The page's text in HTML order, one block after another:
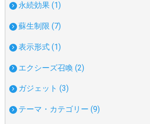
永続効果 (1)
蘇生制限 (7)
表示形式 (1)
エクシーズ召喚 (2)
ガジェット (3)
テーマ・カテゴリー (9)